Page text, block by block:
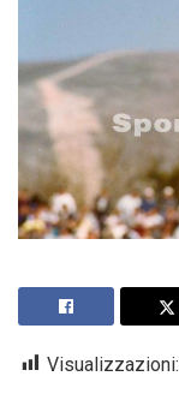
Visualizzazioni: